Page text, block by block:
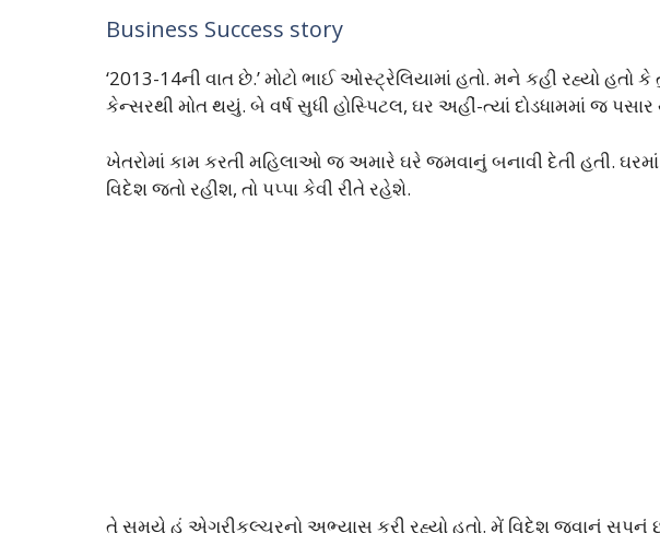
Business Success story
‘2013-14ની વાત છે.’ મોટો ભાઈ ઓસ્ટ્રેલિયામાં હતો. મને કહી રહ્યો
કેન્સરથી મોત થયું. બે વર્ષ સુધી હોસ્પિટલ, ઘર અહીં-ત્યાં દોડધામમાં જ
ખેતરોમાં કામ કરતી મહિલાઓ જ અમારે ઘરે જમવાનું બનાવી દેતી હતી.
વિદેશ જતો રહીશ, તો પપ્પા કેવી રીતે રહેશે.
તે સમયે હું એગ્રીકલ્ચરનો અભ્યાસ કરી રહ્યો હતો. મેં વિદેશ જવાનું સપનું